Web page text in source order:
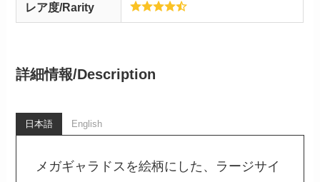
レア度/Rarity
詳細情報/Description
日本語 English
メガギャラドスを絵柄にした、ラージサイ